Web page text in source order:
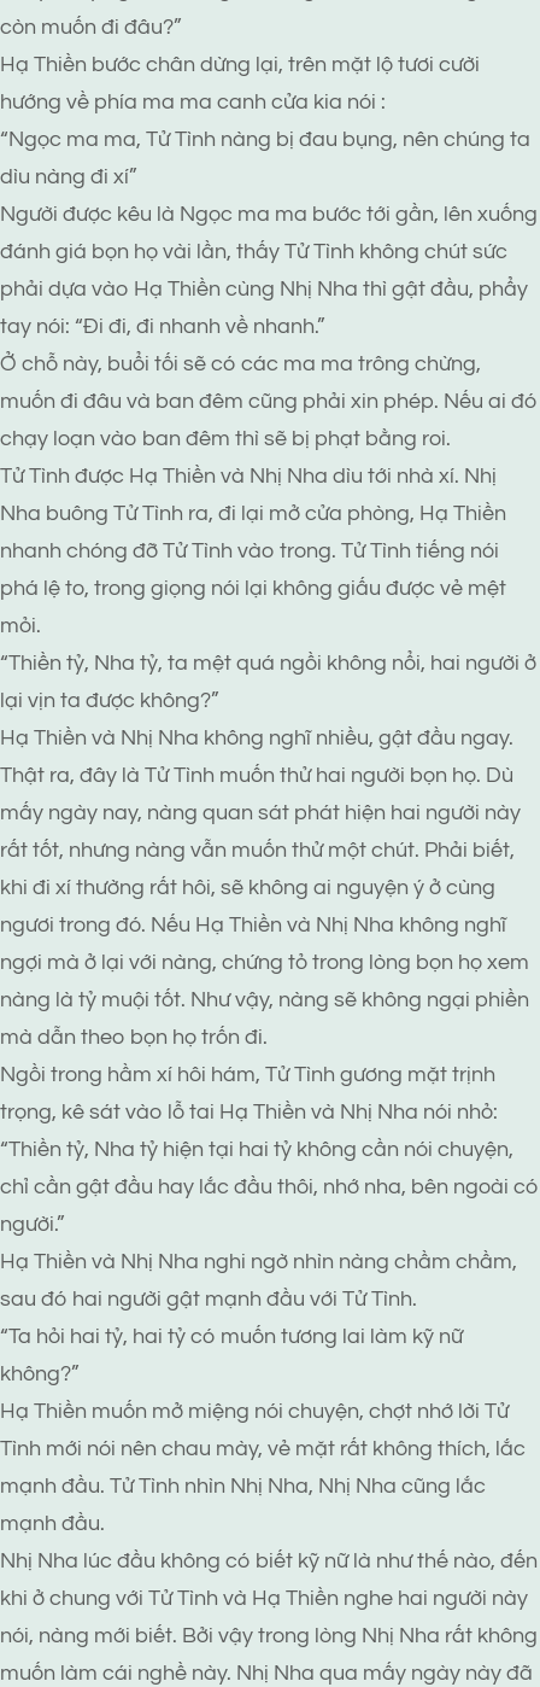
còn muốn đi đâu?”
Hạ Thiền bước chân dừng lại, trên mặt lộ tươi cười
hướng về phía ma ma canh cửa kia nói :
“Ngọc ma ma, Tử Tình nàng bị đau bụng, nên chúng ta
dìu nàng đi xí”
Người được kêu là Ngọc ma ma bước tới gần, lên xuống
đánh giá bọn họ vài lần, thấy Tử Tình không chút sức
phải dựa vào Hạ Thiền cùng Nhị Nha thì gật đầu, phẩy
tay nói: “Đi đi, đi nhanh về nhanh.”
Ở chỗ này, buổi tối sẽ có các ma ma trông chừng,
muốn đi đâu và ban đêm cũng phải xin phép. Nếu ai đó
chạy loạn vào ban đêm thì sẽ bị phạt bằng roi.
Tử Tình được Hạ Thiền và Nhị Nha dìu tới nhà xí. Nhị
Nha buông Tử Tình ra, đi lại mở cửa phòng, Hạ Thiền
nhanh chóng đỡ Tử Tình vào trong. Tử Tình tiếng nói
phá lệ to, trong giọng nói lại không giấu được vẻ mệt
mỏi.
“Thiền tỷ, Nha tỷ, ta mệt quá ngồi không nổi, hai người ở
lại vịn ta được không?”
Hạ Thiền và Nhị Nha không nghĩ nhiều, gật đầu ngay.
Thật ra, đây là Tử Tình muốn thử hai người bọn họ. Dù
mấy ngày nay, nàng quan sát phát hiện hai người này
rất tốt, nhưng nàng vẫn muốn thử một chút. Phải biết,
khi đi xí thường rất hôi, sẽ không ai nguyện ý ở cùng
ngươi trong đó. Nếu Hạ Thiền và Nhị Nha không nghĩ
ngợi mà ở lại với nàng, chứng tỏ trong lòng bọn họ xem
nàng là tỷ muội tốt. Như vậy, nàng sẽ không ngại phiền
mà dẫn theo bọn họ trốn đi.
Ngồi trong hầm xí hôi hám, Tử Tình gương mặt trịnh
trọng, kê sát vào lỗ tai Hạ Thiền và Nhị Nha nói nhỏ:
“Thiền tỷ, Nha tỷ hiện tại hai tỷ không cần nói chuyện,
chỉ cần gật đầu hay lắc đầu thôi, nhớ nha, bên ngoài có
người.”
Hạ Thiền và Nhị Nha nghi ngờ nhìn nàng chầm chầm,
sau đó hai người gật mạnh đầu với Tử Tình.
“Ta hỏi hai tỷ, hai tỷ có muốn tương lai làm kỹ nữ
không?”
Hạ Thiền muốn mở miệng nói chuyện, chợt nhớ lời Tử
Tình mới nói nên chau mày, vẻ mặt rất không thích, lắc
mạnh đầu. Tử Tình nhìn Nhị Nha, Nhị Nha cũng lắc
mạnh đầu.
Nhị Nha lúc đầu không có biết kỹ nữ là như thế nào, đến
khi ở chung với Tử Tình và Hạ Thiền nghe hai người này
nói, nàng mới biết. Bởi vậy trong lòng Nhị Nha rất không
muốn làm cái nghề này. Nhị Nha qua mấy ngày này đã